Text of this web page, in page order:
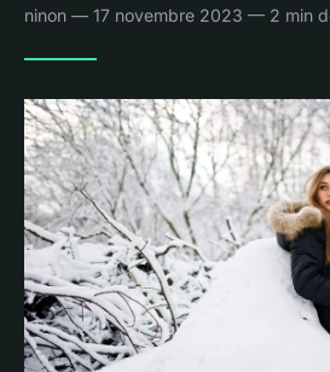
ninon — 17 novembre 2023 — 2 min